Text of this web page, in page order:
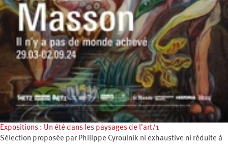
Expositions : Un été dans les paysages de l’art/1
Sélection proposée par Philippe Cyroulnik ni exhaustive ni réduite à